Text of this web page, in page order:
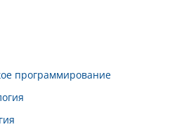
программирование